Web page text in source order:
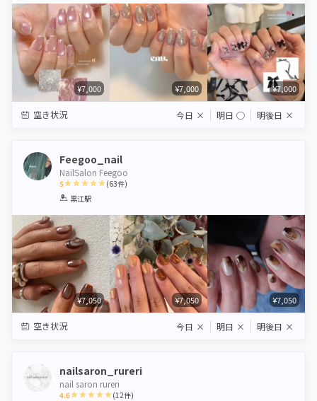
¥7,000 ¥7,000 ¥7,000
空き状況 今日 × 明日 ◯ 明後日 ×
Feegoo_nail
NailSalon Feegoo
5
1 2 3 4
(63件)
黒江駅
¥7,050 ¥7,050 ¥7,050
空き状況 今日 × 明日 × 明後日 ×
nailsaron_rureri
nail saron rureri
4.6 (12件)